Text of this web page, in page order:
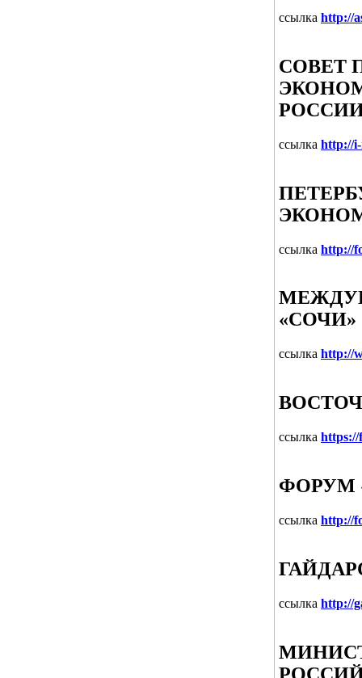
ссылка http://
СОВЕТ
ссылка http://
ссылка http://
«СОЧИ»
ссылка http://
ссылка
ФОРУМ
ссылка http://
ссылка http://